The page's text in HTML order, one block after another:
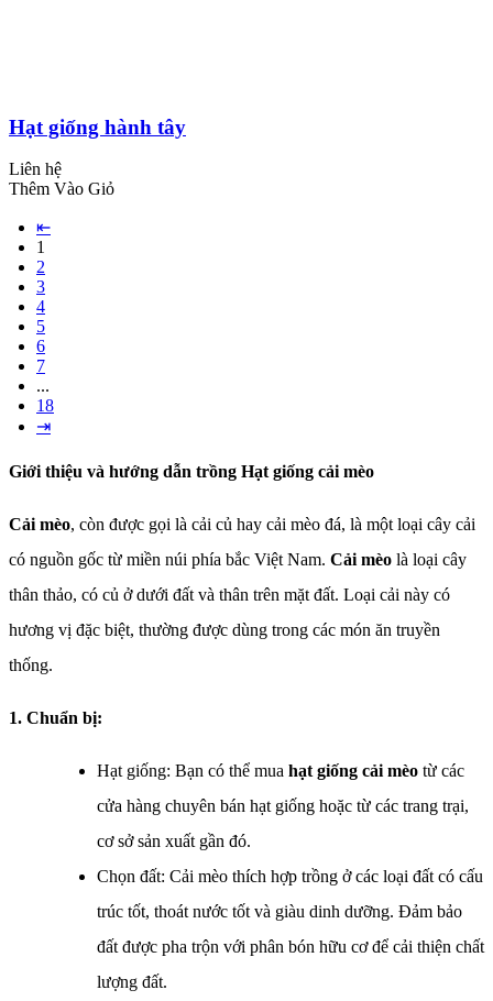
Hạt giống hành tây
Liên hệ
Thêm Vào Giỏ
⇤
1
2
3
4
5
6
7
...
18
⇥
Giới thiệu và hướng dẫn trồng Hạt giống cải mèo
Cải mèo, còn được gọi là cải củ hay cải mèo đá, là một loại cây cải
có nguồn gốc từ miền núi phía bắc Việt Nam. Cải mèo là loại cây
thân thảo, có củ ở dưới đất và thân trên mặt đất. Loại cải này có
hương vị đặc biệt, thường được dùng trong các món ăn truyền
thống.
1. Chuẩn bị:
Hạt giống: Bạn có thể mua hạt giống cải mèo từ các
cửa hàng chuyên bán hạt giống hoặc từ các trang trại,
cơ sở sản xuất gần đó.
Chọn đất: Cải mèo thích hợp trồng ở các loại đất có cấu
trúc tốt, thoát nước tốt và giàu dinh dưỡng. Đảm bảo
đất được pha trộn với phân bón hữu cơ để cải thiện chất
lượng đất.